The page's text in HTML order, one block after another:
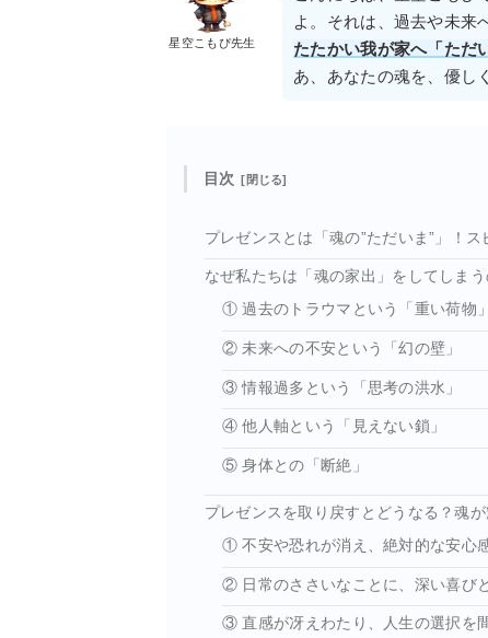
星空こもぴ先生
よ。それは、過去や未来
たたかい我が家へ「ただ
あ、あなたの魂を、優し
目次
プレゼンスとは「魂の”ただいま”」！ス
なぜ私たちは「魂の家出」をしてしま
① 過去のトラウマという「重い荷物」
② 未来への不安という「幻の壁」
③ 情報過多という「思考の洪水」
④ 他人軸という「見えない鎖」
⑤ 身体との「断絶」
プレゼンスを取り戻すとどうなる？魂
① 不安や恐れが消え、絶対的な安心
② 日常のささいなことに、深い喜び
③ 直感が冴えわたり、人生の選択を